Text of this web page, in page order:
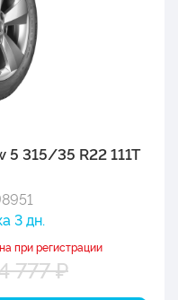
5 315/35 R22 111T
3 дн.
при регистрации
777 ₽